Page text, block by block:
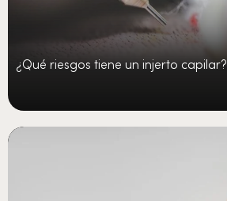
¿Qué riesgos tiene un injerto capilar?